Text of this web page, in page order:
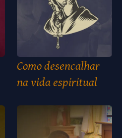
Como desencalhar
na vida espiritual